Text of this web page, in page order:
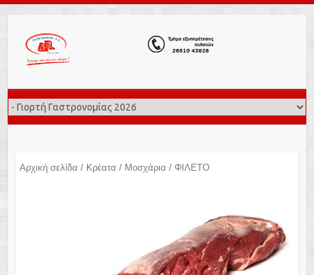
Αρχική σελίδα / Κρέατα / Μοσχάρια / ΦΙΛΕΤΟ